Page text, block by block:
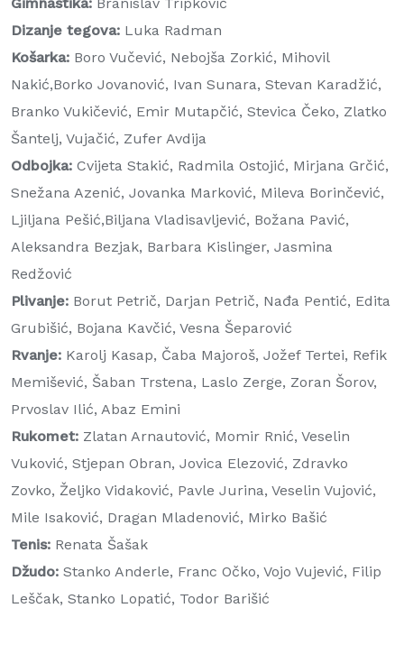
Dizanje tegova: Luka Radman
Košarka: Boro Vučević, Nebojša Zorkić, Mihovil
Nakić,Borko Jovanović, Ivan Sunara, Stevan Karadžić,
Branko Vukičević, Emir Mutapčić, Stevica Čeko, Zlatko
Šantelj, Vujačić, Zufer Avdija
Odbojka: Cvijeta Stakić, Radmila Ostojić, Mirjana Grčić,
Snežana Azenić, Jovanka Marković, Mileva Borinčević,
Ljiljana Pešić,Biljana Vladisavljević, Božana Pavić,
Aleksandra Bezjak, Barbara Kislinger, Jasmina
Redžović
Plivanje: Borut Petrič, Darjan Petrič, Nađa Pentić, Edita
Grubišić, Bojana Kavčić, Vesna Šeparović
Rvanje: Karolj Kasap, Čaba Majoroš, Jožef Tertei, Refik
Memišević, Šaban Trstena, Laslo Zerge, Zoran Šorov,
Prvoslav Ilić, Abaz Emini
Rukomet: Zlatan Arnautović, Momir Rnić, Veselin
Vuković, Stjepan Obran, Jovica Elezović, Zdravko
Zovko, Željko Vidaković, Pavle Jurina, Veselin Vujović,
Mile Isaković, Dragan Mladenović, Mirko Bašić
Tenis: Renata Šašak
Džudo: Stanko Anderle, Franc Očko, Vojo Vujević, Filip
Leščak, Stanko Lopatić, Todor Barišić